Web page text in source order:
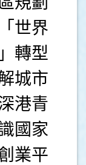
世界
轉型
城市
港青
國家
業平